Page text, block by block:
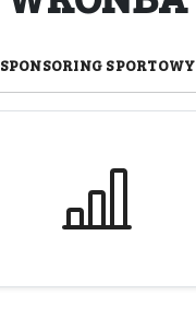
SPONSORING SPORTOWY